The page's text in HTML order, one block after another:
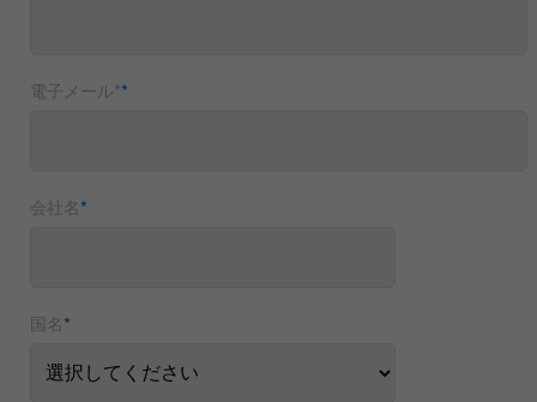
電子メール**
会社名*
国名*